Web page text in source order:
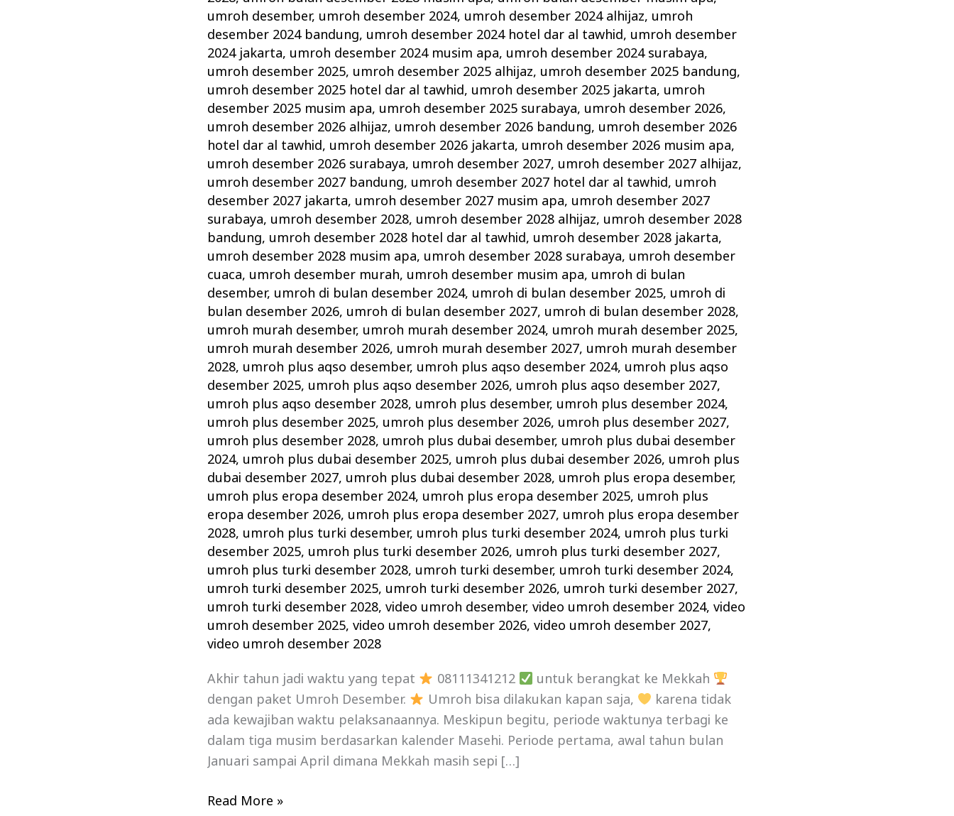
umroh desember, umroh desember 2024, umroh desember 2024 alhijaz, umroh
desember 2024 bandung, umroh desember 2024 hotel dar al tawhid, umroh desember
2024 jakarta, umroh desember 2024 musim apa, umroh desember 2024 surabaya,
umroh desember 2025, umroh desember 2025 alhijaz, umroh desember 2025 bandung,
umroh desember 2025 hotel dar al tawhid, umroh desember 2025 jakarta, umroh
desember 2025 musim apa, umroh desember 2025 surabaya, umroh desember 2026,
umroh desember 2026 alhijaz, umroh desember 2026 bandung, umroh desember 2026
hotel dar al tawhid, umroh desember 2026 jakarta, umroh desember 2026 musim apa,
umroh desember 2026 surabaya, umroh desember 2027, umroh desember 2027 alhijaz,
umroh desember 2027 bandung, umroh desember 2027 hotel dar al tawhid, umroh
desember 2027 jakarta, umroh desember 2027 musim apa, umroh desember 2027
surabaya, umroh desember 2028, umroh desember 2028 alhijaz, umroh desember 2028
bandung, umroh desember 2028 hotel dar al tawhid, umroh desember 2028 jakarta,
umroh desember 2028 musim apa, umroh desember 2028 surabaya, umroh desember
cuaca, umroh desember murah, umroh desember musim apa, umroh di bulan
desember, umroh di bulan desember 2024, umroh di bulan desember 2025, umroh di
bulan desember 2026, umroh di bulan desember 2027, umroh di bulan desember 2028,
umroh murah desember, umroh murah desember 2024, umroh murah desember 2025,
umroh murah desember 2026, umroh murah desember 2027, umroh murah desember
2028, umroh plus aqso desember, umroh plus aqso desember 2024, umroh plus aqso
desember 2025, umroh plus aqso desember 2026, umroh plus aqso desember 2027,
umroh plus aqso desember 2028, umroh plus desember, umroh plus desember 2024,
umroh plus desember 2025, umroh plus desember 2026, umroh plus desember 2027,
umroh plus desember 2028, umroh plus dubai desember, umroh plus dubai desember
2024, umroh plus dubai desember 2025, umroh plus dubai desember 2026, umroh plus
dubai desember 2027, umroh plus dubai desember 2028, umroh plus eropa desember,
umroh plus eropa desember 2024, umroh plus eropa desember 2025, umroh plus
eropa desember 2026, umroh plus eropa desember 2027, umroh plus eropa desember
2028, umroh plus turki desember, umroh plus turki desember 2024, umroh plus turki
desember 2025, umroh plus turki desember 2026, umroh plus turki desember 2027,
umroh plus turki desember 2028, umroh turki desember, umroh turki desember 2024,
umroh turki desember 2025, umroh turki desember 2026, umroh turki desember 2027,
umroh turki desember 2028,video umroh desember,video umroh desember 2024,video
umroh desember 2025,video umroh desember 2026,video umroh desember 2027,
video umroh desember 2028
Akhir tahun jadi waktu yang tepat 08111341212
untuk berangkat ke Mekkah
dengan paket Umroh Desember.
Umroh bisa dilakukan kapan saja,
karena tidak
ada kewajiban waktu pelaksanaannya. Meskipun begitu, periode waktunya terbagi ke
dalam tiga musim berdasarkan kalender Masehi. Periode pertama, awal tahun bulan
Januari sampai April dimana Mekkah masih sepi […]
Read More »